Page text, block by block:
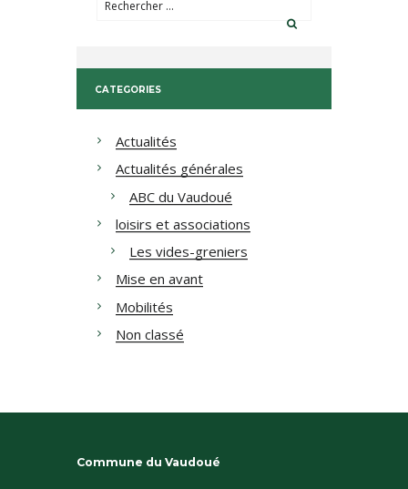
CATEGORIES
Actualités
Actualités générales
ABC du Vaudoué
loisirs et associations
Les vides-greniers
Mise en avant
Mobilités
Non classé
Commune du Vaudoué